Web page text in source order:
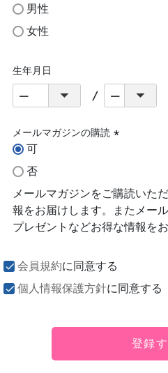
男性
女性
生年月日
メールマガジンの購読
可
否
メールマガジンをご購読いた
報をお届けします。またメー
プレゼントなどお得な情報をお
会員規約に同意する
個人情報保護方針に同意する
登録